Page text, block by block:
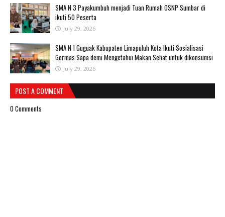
SMA N 3 Payakumbuh menjadi Tuan Rumah OSNP Sumbar di
ikuti 50 Peserta
July 29, 2026
SMA N 1 Guguak Kabupaten Limapuluh Kota Ikuti Sosialisasi
Germas Sapa demi Mengetahui Makan Sehat untuk dikonsumsi
July 29, 2026
POST A COMMENT
0 Comments